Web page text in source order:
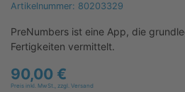
Artikelnummer: 80203329
PreNumbers ist eine App, die
Fertigkeiten vermittelt.
90,00 €
Preis inkl. MwSt., zzgl. Versand